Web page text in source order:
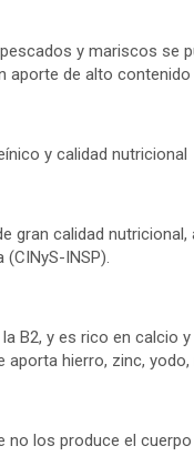
y mariscos se
aporte de alto contenido
y calidad nutricional
gran calidad
INSP).
B2, y es rico en calcio
hierro, zinc,
los produce el